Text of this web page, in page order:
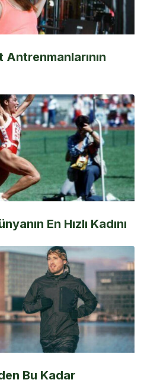
En Hızlı Kadını
Bu Kadar